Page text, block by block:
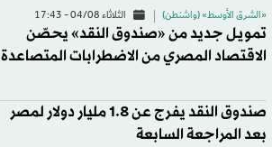
«الشرق الأوسط» (واشنطن) الثلاثاء 04/08 - 17:43
تمويل جديد من «صندوق النقد» يحصّن
الاقتصاد المصري من الاضطرابات المتصاعدة
صندوق النقد يفرج عن 1.8 مليار دولار لمصر
بعد المراجعة السابعة